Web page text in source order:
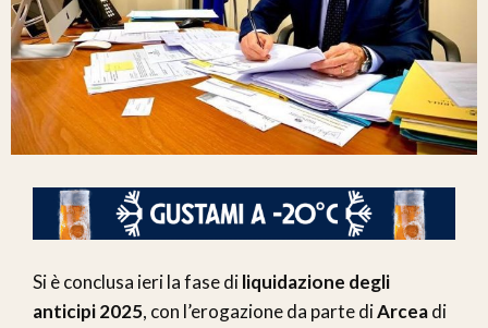
Si è conclusa ieri la fase diliquidazione degli
anticipi 2025, con l’erogazione da parte diArceadi